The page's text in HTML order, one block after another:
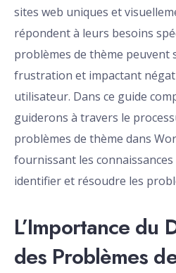
sites web uniques et
répondent à leurs besoins
problèmes de thème peuvent
frustration et impactant
utilisateur. Dans ce guide
guiderons à travers le
problèmes de thème dans
fournissant les
identifier et résoudre les
L’Importance du
des Problèmes